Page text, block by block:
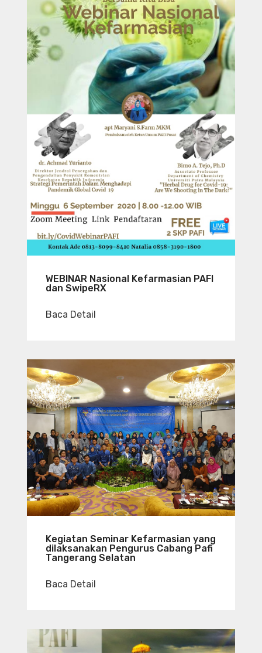
WEBINAR Nasional Kefarmasian PAFI
dan SwipeRX
Baca Detail
Kegiatan Seminar Kefarmasian yang
dilaksanakan Pengurus Cabang Pafi
Tangerang Selatan
Baca Detail